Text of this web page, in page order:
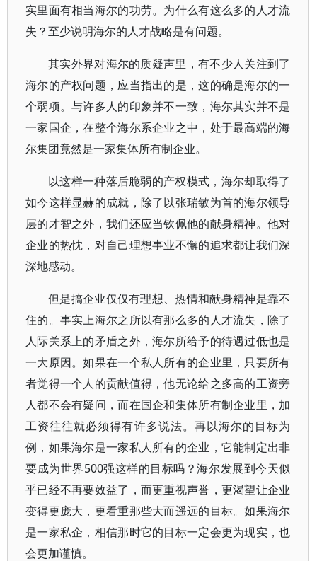
实里面有相当海尔的功劳。为什么有这么多的人才流
失？至少说明海尔的人才战略是有问题。
其实外界对海尔的质疑声里，有不少人关注到了
海尔的产权问题，应当指出的是，这的确是海尔的一
个弱项。与许多人的印象并不一致，海尔其实并不是
一家国企，在整个海尔系企业之中，处于最高端的海
尔集团竟然是一家集体所有制企业。
以这样一种落后脆弱的产权模式，海尔却取得了
如今这样显赫的成就，除了以张瑞敏为首的海尔领导
层的才智之外，我们还应当钦佩他的献身精神。他对
企业的热忱，对自己理想事业不懈的追求都让我们深
深地感动。
但是搞企业仅仅有理想、热情和献身精神是靠不
住的。事实上海尔之所以有那么多的人才流失，除了
人际关系上的矛盾之外，海尔所给予的待遇过低也是
一大原因。如果在一个私人所有的企业里，只要所有
者觉得一个人的贡献值得，他无论给之多高的工资旁
人都不会有疑问，而在国企和集体所有制企业里，加
工资往往就必须得有许多说法。再以海尔的目标为
例，如果海尔是一家私人所有的企业，它能制定出非
要成为世界500强这样的目标吗？海尔发展到今天似
乎已经不再要效益了，而更重视声誉，更渴望让企业
变得更庞大，更看重那些大而遥远的目标。如果海尔
是一家私企，相信那时它的目标一定会更为现实，也
会更加谨慎。